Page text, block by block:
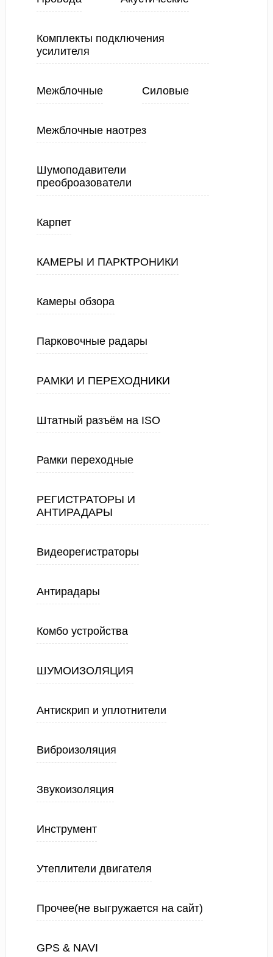
Комплекты подключения
усилителя
Межблочные Силовые
Межблочные наотрез
Шумоподавители
преоброазователи
Карпет
КАМЕРЫ И ПАРКТРОНИКИ
Камеры обзора
Парковочные радары
РАМКИ И ПЕРЕХОДНИКИ
Штатный разъём на ISO
Рамки переходные
РЕГИСТРАТОРЫ И
АНТИРАДАРЫ
Видеорегистраторы
Антирадары
Комбо устройства
ШУМОИЗОЛЯЦИЯ
Антискрип и уплотнители
Виброизоляция
Звукоизоляция
Инструмент
Утеплители двигателя
Прочее(не выгружается на сайт)
GPS & NAVI